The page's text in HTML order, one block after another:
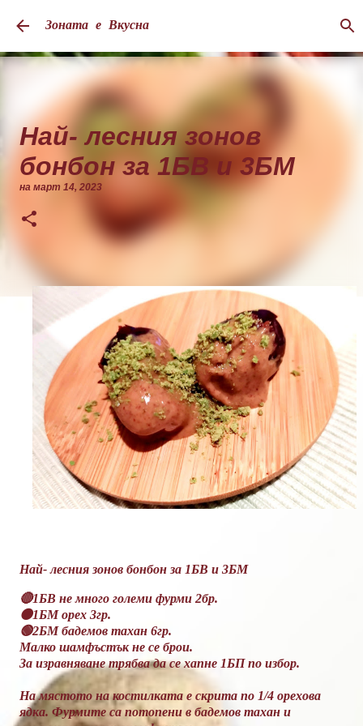
Пропускане към основното съдържание
Зоната е Вкусна
Най- лесния зонов
бонбон за 1БВ и 3БМ
на март 14, 2023
Най- лесния зонов бонбон за 1БВ и 3БМ
🔴1БВ не много големи фурми 2бр.
🟠1БМ орех 3гр.
🟢2БМ бадемов тахан 6гр.
Малко шамфъстък не се брои.
За изравняване трябва да се хапне 1БП по избор.
На мястото на костилката е скрита по 1/4 орехова
ядка. Фурмите са потопени в бадемов тахан и